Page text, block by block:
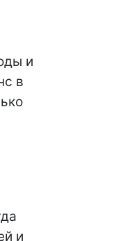
и
в
и